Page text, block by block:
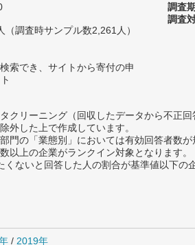
（調査時サンプル数2,261人）
索でき、サイトから寄付の申
調査
調査
リーニング（回収したデータから不正回
した上で作成しています。
門の「業態別」においては有効回答者数
以上の企業がランクイン対象となります。
ないと回答した人の割合が基準値以下の
/ 2019年